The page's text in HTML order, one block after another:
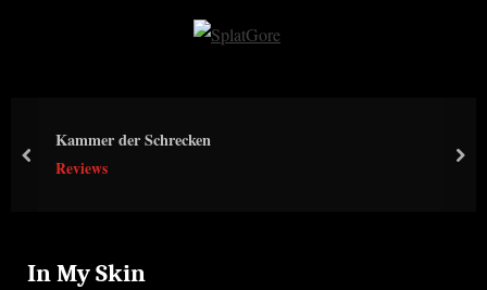
Kammer der Schrecken
Reviews
prev
In My Skin